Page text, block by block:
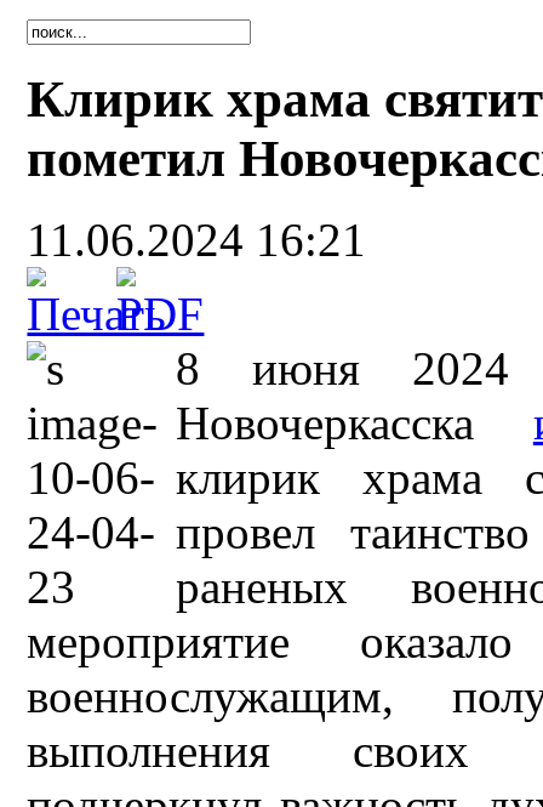
Клирик храма
пометил
11.06.2024 16:21
8 июня 2024
Новочеркасска
клирик храма
провел
раненых
мероприятие
военнослужащим,
выполнения своих